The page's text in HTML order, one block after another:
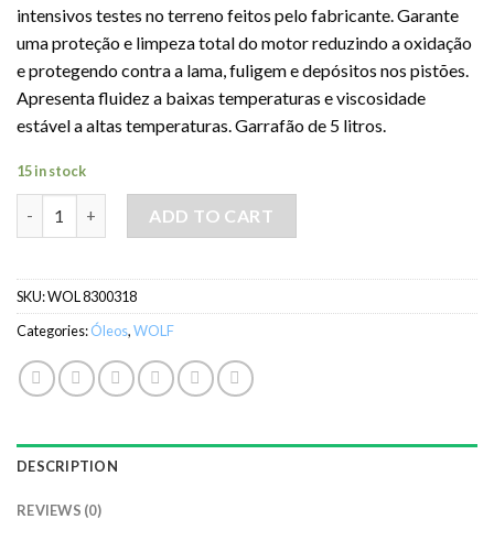
intensivos testes no terreno feitos pelo fabricante. Garante
uma proteção e limpeza total do motor reduzindo a oxidação
e protegendo contra a lama, fuligem e depósitos nos pistões.
Apresenta fluidez a baixas temperaturas e viscosidade
estável a altas temperaturas. Garrafão de 5 litros.
15 in stock
ADD TO CART
SKU:WOL 8300318
Categories:Óleos,WOLF
DESCRIPTION
REVIEWS (0)